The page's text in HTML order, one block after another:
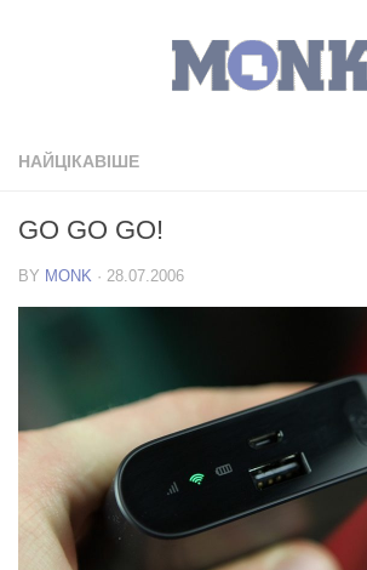
НАЙЦІКАВІШЕ
GO GO GO!
BY MONK · 28.07.2006